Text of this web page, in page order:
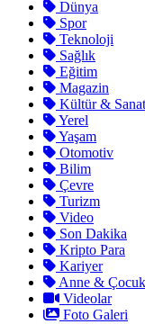
Dünya
Spor
Teknoloji
Sağlık
Eğitim
Magazin
Kültür & Sanat
Yerel
Yaşam
Otomotiv
Bilim
Çevre
Turizm
Video
Son Dakika
Kripto Para
Kariyer
Anne & Çocuk
Videolar
Foto Galeri